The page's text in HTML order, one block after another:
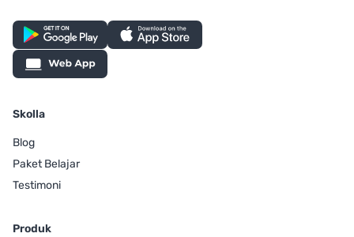
Skolla
Blog
Paket Belajar
Testimoni
Produk